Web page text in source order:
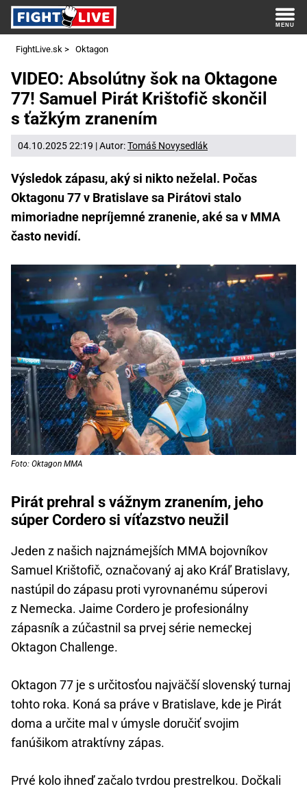
FightLive.sk > Oktagon
VIDEO: Absolútny šok na Oktagone
77! Samuel Pirát Krištofič skončil
s ťažkým zranením
04.10.2025 22:19 | Autor:Tomáš Novysedlák
Výsledok zápasu, aký si nikto neželal. Počas
Oktagonu 77 v Bratislave sa Pirátovi stalo
mimoriadne nepríjemné zranenie, aké sa v MMA
často nevidí.
Foto: Oktagon MMA
Pirát prehral s vážnym zranením, jeho
súper Cordero si víťazstvo neužil
Jeden z našich najznámejších MMA bojovníkov
Samuel Krištofič, označovaný aj ako Kráľ Bratislavy,
nastúpil do zápasu proti vyrovnanému súperovi
z Nemecka. Jaime Cordero je profesionálny
zápasník a zúčastnil sa prvej série nemeckej
Oktagon Challenge.
Oktagon 77 je s určitosťou najväčší slovenský turnaj
tohto roka. Koná sa práve v Bratislave, kde je Pirát
doma a určite mal v úmysle doručiť svojim
fanúšikom atraktívny zápas.
Prvé kolo ihneď začalo tvrdou prestrelkou. Dočkali